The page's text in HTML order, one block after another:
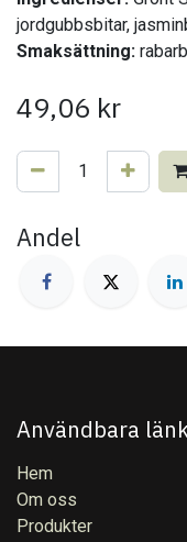
jordgubbsbitar,
Smaksättning:
49,06 kr
Andel
Användbara
Hem
Om oss
Produkter